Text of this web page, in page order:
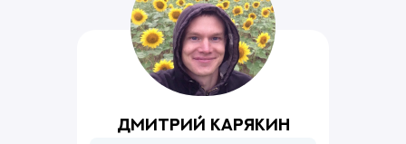
Дмитрий Карякин